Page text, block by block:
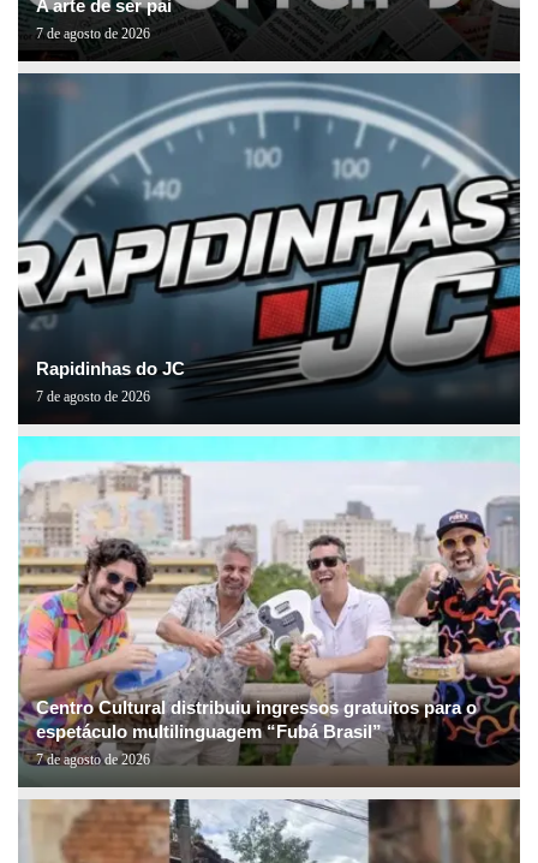
A arte de ser pai
7 de agosto de 2026
Rapidinhas do JC
7 de agosto de 2026
Centro Cultural distribuiu ingressos gratuitos para o
espetáculo multilinguagem “Fubá Brasil”
7 de agosto de 2026